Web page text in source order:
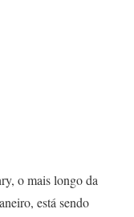
o mais longo da
está sendo